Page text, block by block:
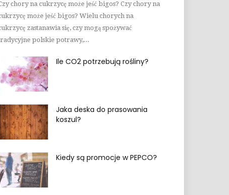
chory na cukrzycę może jeść bigos? Czy chory na
może jeść bigos? Wielu chorych na
zastanawia się, czy mogą spożywać
polskie potrawy,...
Ile CO2 potrzebują rośliny?
Jaka deska do prasowania
koszul?
Kiedy są promocje w PEPCO?